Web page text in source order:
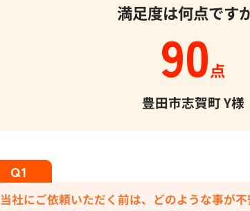
満足度は何点です
90点
豊田市志賀町Y様
当社にご依頼いただく前は、どのような事が